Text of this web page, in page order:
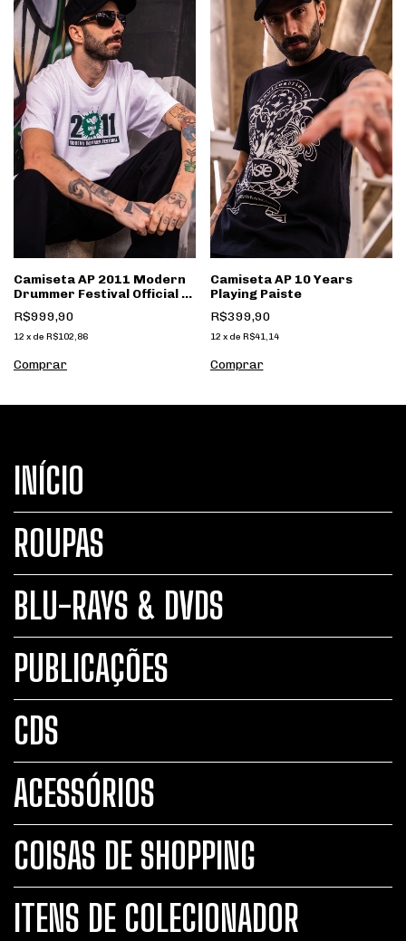
Camiseta AP 2011 Modern
Drummer Festival Official T-
Shirt
R$999,90
12 x de R$102,86
Comprar
Camiseta AP 10 Years
Playing Paiste
R$399,90
12 x de R$41,14
Comprar
INÍCIO
ROUPAS
BLU-RAYS & DVDS
PUBLICAÇÕES
CDS
ACESSÓRIOS
COISAS DE SHOPPING
ITENS DE COLECIONADOR